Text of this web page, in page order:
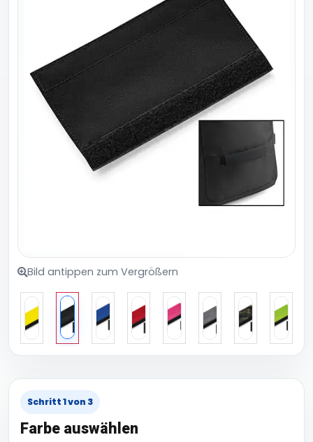
Bild antippen zum Vergrößern
Schritt 1 von 3
Farbe auswählen